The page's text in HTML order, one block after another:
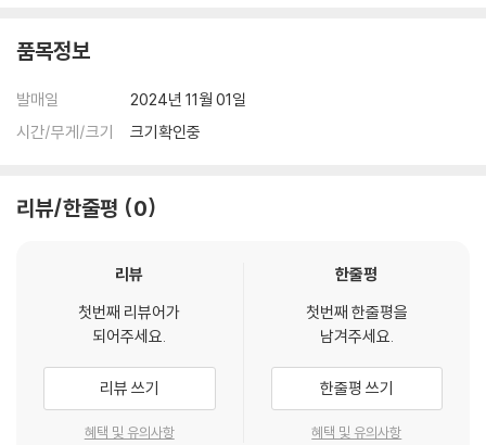
품목정보
발매일
2024년 11월 01일
시간/무게/크기
크기확인중
리뷰/한줄평 0
리뷰
첫번째 리뷰어가
되어주세요.
리뷰 쓰기
혜택 및 유의사항
한줄평
첫번째 한줄평을
남겨주세요.
한줄평 쓰기
혜택 및 유의사항